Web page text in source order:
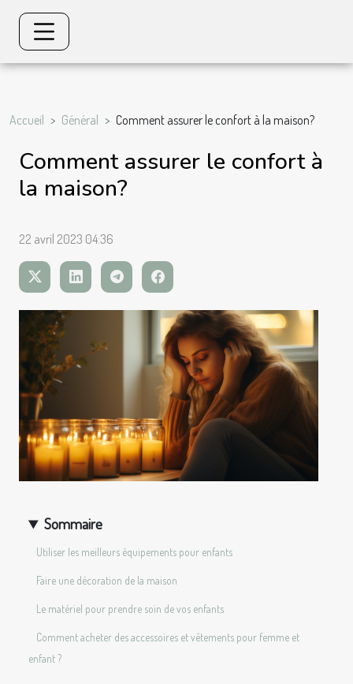
Accueil Général Comment assurer le confort à la maison?
Comment assurer le confort à
la maison?
22 avril 2023 04:36
Sommaire
Utiliser les meilleurs équipements pour enfants
Faire une décoration de la maison
Le matériel pour prendre soin de vos enfants
Comment acheter des accessoires et vêtements pour femme et
enfant ?